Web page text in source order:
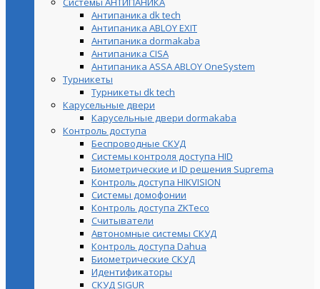
Антипаника dk tech
Антипаника ABLOY EXIT
Антипаника dormakaba
Антипаника СISA
Антипаника ASSA ABLOY OneSystem
Турникеты
Турникеты dk tech
Карусельные двери
Карусельные двери dormakaba
Контроль доступа
Беспроводные СКУД
Системы контроля доступа HID
Биометрические и ID решения Suprema
Контроль доступа HIKVISION
Системы домофонии
Контроль доступа ZKTeco
Считыватели
Автономные системы СКУД
Контроль доступа Dahua
Биометрические СКУД
Идентификаторы
СКУД SIGUR